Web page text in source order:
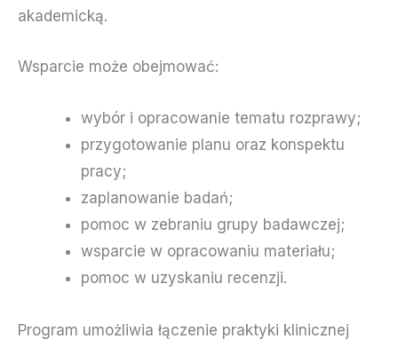
akademicką.
Wsparcie może obejmować:
wybór i opracowanie tematu rozprawy;
przygotowanie planu oraz konspektu
pracy;
zaplanowanie badań;
pomoc w zebraniu grupy badawczej;
wsparcie w opracowaniu materiału;
pomoc w uzyskaniu recenzji.
Program umożliwia łączenie praktyki klinicznej